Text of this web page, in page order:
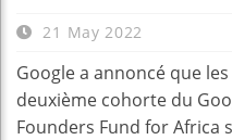
21 May 2022
Google a annoncé que
deuxième cohorte du
Founders Fund for Africa